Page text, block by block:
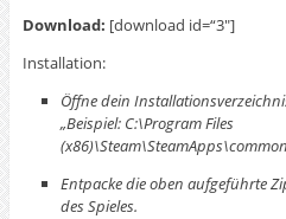
Download: [download id=“3″]
Installation:
Öffne dein
„Beispiel: C:\Program Files
Entpacke die oben aufgeführte
des Spieles.